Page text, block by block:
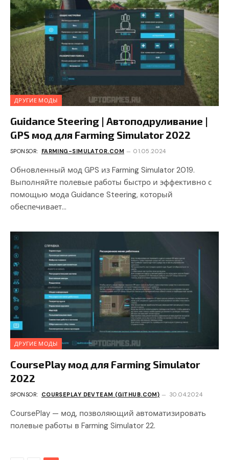
ДРУГИЕ МОДЫ
Guidance Steering | Автоподруливание |
GPS мод для Farming Simulator 2022
SPONSOR: FARMING-SIMULATOR.COM 01.05.2024
Обновленный мод GPS из Farming Simulator 2019.
Выполняйте полевые работы быстро и эффективно с
помощью мода Guidance Steering, который
обеспечивает…
ДРУГИЕ МОДЫ
CoursePlay мод для Farming Simulator
2022
SPONSOR: COURSEPLAY DEVTEAM (GITHUB.COM) 30.04.2024
CoursePlay — мод, позволяющий автоматизировать
полевые работы в Farming Simulator 22.